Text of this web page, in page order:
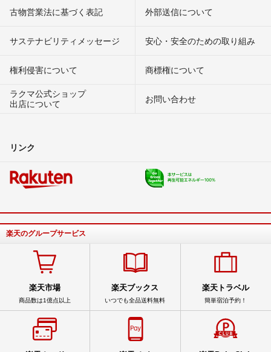
古物営業法に基づく表記 外部送信について
サステナビリティメッセージ 安心・安全のための取り組み
権利侵害について
商標権について
ラクマ公式ショップ
出店について
お問い合わせ
リンク
楽天のグループサービス
楽天市場
商品数は1億点以上
楽天ブックス
いつでも全品送料無料
楽天トラベル
簡単宿泊予約！